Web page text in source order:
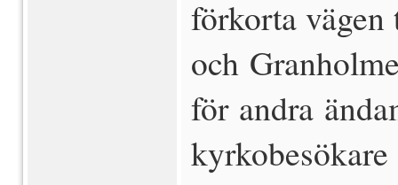
förkorta vägen
och
för andra